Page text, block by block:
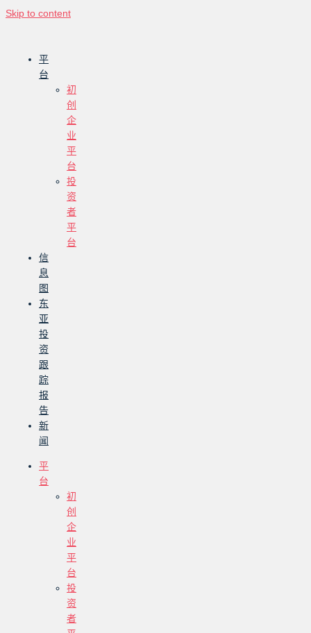
Skip to content
平
台
初
创
企
业
平
台
投
资
者
平
台
信
息
图
东
亚
投
资
跟
踪
报
告
新
闻
平
台
初
创
企
业
平
台
投
资
者